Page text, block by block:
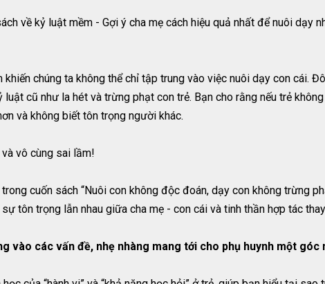
về kỷ luật mềm - Gợi ý cha mẹ cách hiệu quả nhất để nuôi dạy
chúng ta không thể chỉ tập trung vào việc nuôi dạy con cái.
cũ như la hét và trừng phạt con trẻ. Bạn cho rằng nếu trẻ
và không biết tôn trọng người khác.
vô cùng sai lầm!
cuốn sách “Nuôi con không độc đoán, dạy con không trừng
tôn trọng lẫn nhau giữa cha mẹ - con cái và tinh thần hợp tác
vào các vấn đề, nhẹ nhàng mang tới cho phụ huynh một góc